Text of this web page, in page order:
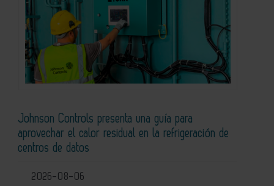
Johnson Controls presenta una guía para
aprovechar el calor residual en la refrigeración de
centros de datos
2026-08-06